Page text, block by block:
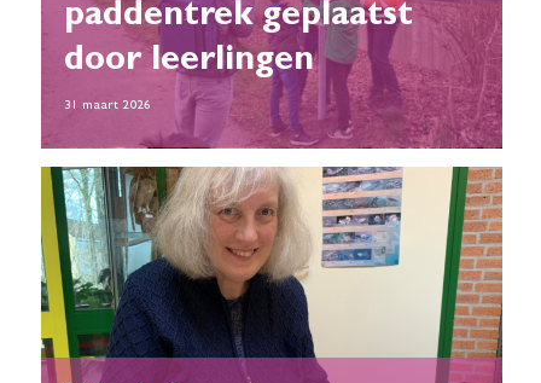
paddentrek geplaatst
door leerlingen
31 maart 2026